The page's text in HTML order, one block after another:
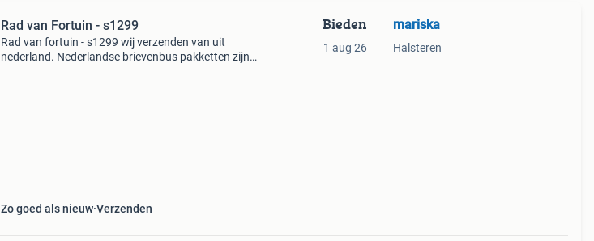
Rad van Fortuin - s1299
Rad van fortuin - s1299 wij verzenden van uit
nederland. Nederlandse brievenbus pakketten zijn
Zo goed als nieuw Verzenden
Bieden
1 aug 26
mariska
Halsteren